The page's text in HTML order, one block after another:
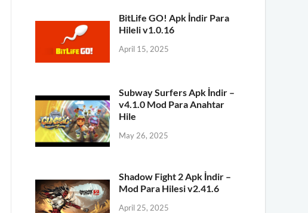
BitLife GO! Apk İndir Para
Hileli v1.0.16
April 15, 2025
Subway Surfers Apk İndir –
v4.1.0 Mod Para Anahtar
Hile
May 26, 2025
Shadow Fight 2 Apk İndir –
Mod Para Hilesi v2.41.6
April 25, 2025